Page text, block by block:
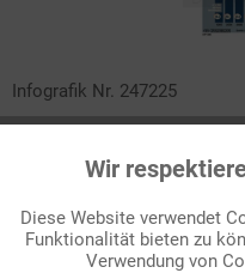
Infografik Nr. 247225
"atypischen"
Teilzeitbeschäftigung. Wie
Arbeitsverhältnisse seit den
Funktionale
Marketing
Wir
Diese Website verwendet
Funktionalität bieten zu
Verwendung von